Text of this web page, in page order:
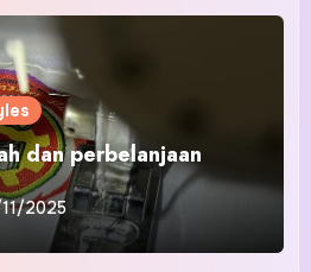
dan perbelanjaan
2025